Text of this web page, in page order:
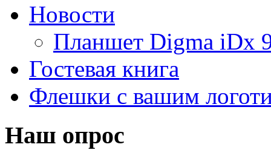
Apache(1)
Apple(93)
Apriori(3)
Archos(1)
Armaggeddon
Новости
Планшет Digma iDx
Гостевая книга
Флешки с вашим
Наш опрос